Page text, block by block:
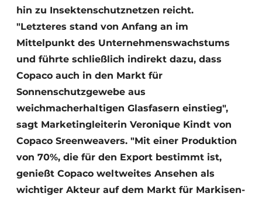
hin zu Insektenschutznetzen reicht.
"Letzteres stand von Anfang an im
Mittelpunkt des Unternehmenswachstums
und führte schließlich indirekt dazu, dass
Copaco auch in den Markt für
Sonnenschutzgewebe aus
weichmacherhaltigen Glasfasern einstieg",
sagt Marketingleiterin Veronique Kindt von
Copaco Sreenweavers. "Mit einer Produktion
von 70%, die für den Export bestimmt ist,
genießt Copaco weltweites Ansehen als
wichtiger Akteur auf dem Markt für Markisen-